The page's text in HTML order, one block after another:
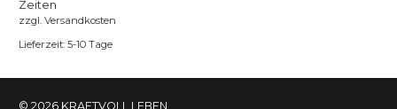
zzgl. Versandkosten
Lieferzeit: 5-10 Tage
© 2026 KRAFTVOLL LEBEN